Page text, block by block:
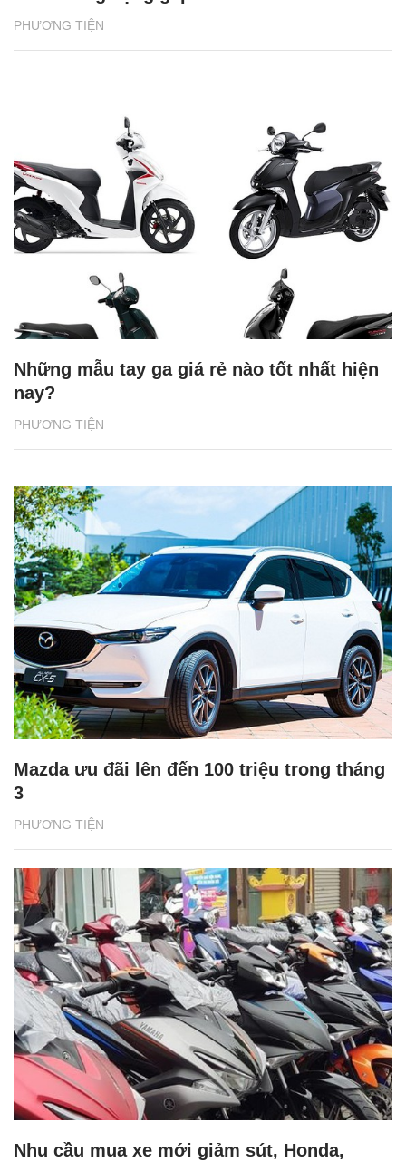
PHƯƠNG TIỆN
PHƯƠNG TIỆN
Những mẫu tay ga giá rẻ nào tốt nhất hiện
nay?
PHƯƠNG TIỆN
Mazda ưu đãi lên đến 100 triệu trong tháng
3
Nhu cầu mua xe mới giảm sút, Honda,